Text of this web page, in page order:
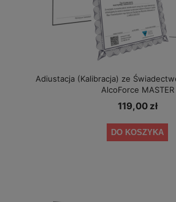
Adiustacja (Kalibracja) ze
AlcoForce MASTER
119,00 zł
DO KOSZYKA